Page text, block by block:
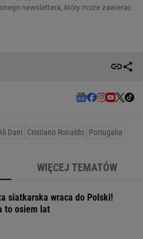
Daei Cristiano Ronaldo Portugalia
WIĘCEJ TEMATÓW
siatkarska wraca do Polski!
to osiem lat